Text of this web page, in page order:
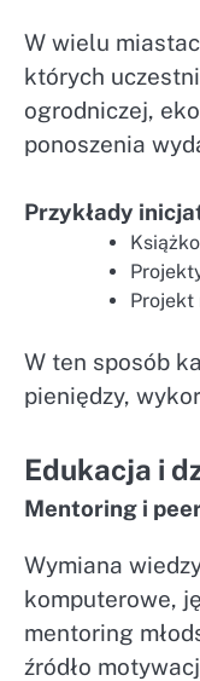
W wielu
których
ogrodniczej,
ponoszenia
Przykłady
Projekt
W ten sposób
pieniędzy,
Edukacja i
Mentoring i
Wymiana
komputerowe,
mentoring
źródło